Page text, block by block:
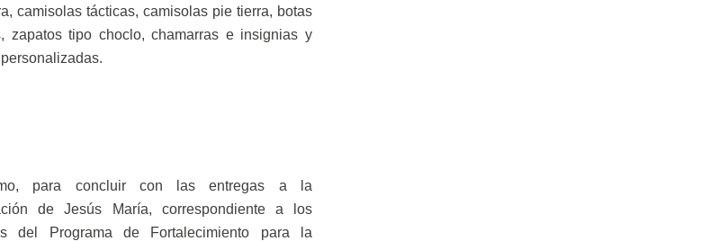
camisolas tácticas, camisolas pie tierra, botas
zapatos tipo choclo, chamarras e insignias y
para concluir con las entregas a la
de Jesús María, correspondiente a los
del Programa de Fortalecimiento para la